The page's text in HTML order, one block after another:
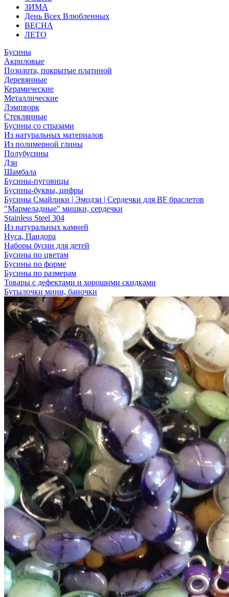
ЗИМА
День Всех Влюбленных
ВЕСНА
ЛЕТО
Бусины
Акриловые
Позолота, покрытые платиной
Деревянные
Керамические
Металлические
Лэмпворк
Стеклянные
Бусины со стразами
Из натуральных материалов
Из полимерной глины
Полубусины
Дзи
Шамбала
Бусины-пуговицы
Бусины-буквы, цифры
Бусины Смайлики | Эмодзи | Сердечки для BF браслетов
"Мармеладные" мишки, сердечки
Stainless Steel 304
Из натуральных камней
Нуса, Пандора
Наборы бусин для детей
Бусины по цветам
Бусины по форме
Бусины по размерам
Товары с дефектами и хорошими скидками
Бутылочки мини, баночки